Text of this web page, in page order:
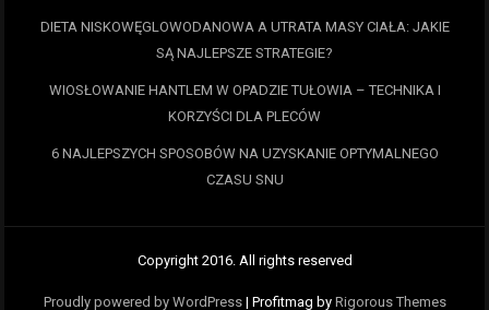
DIETA NISKOWĘGLOWODANOWA A UTRATA MASY CIAŁA: JAKIE
SĄ NAJLEPSZE STRATEGIE?
WIOSŁOWANIE HANTLEM W OPADZIE TUŁOWIA – TECHNIKA I
KORZYŚCI DLA PLECÓW
6 NAJLEPSZYCH SPOSOBÓW NA UZYSKANIE OPTYMALNEGO
CZASU SNU
Copyright 2016. All rights reserved
Proudly powered by WordPress | Profitmag by Rigorous Themes